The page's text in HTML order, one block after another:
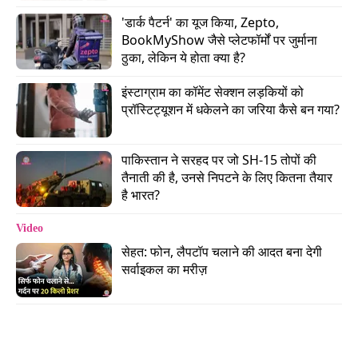
वहीं, विपक्ष पर लग रहे इन आरोपों से कांग्रेस सांसद शशि
थरूर पूरी तरह से सहमत तो नहीं दिखे, लेकिन हां कुछ चीजों
पर उन्होंने अपनी राय दी. उन्होंने कहा कि विपक्ष को इस बात
को लेकर निश्चिंत नहीं हो जाना चाहिए, क्योंकि हो सकता है
कि लोग सिर्फ सत्ताधारी पार्टी से ही नहीं, बल्कि पूरे
राजनीतिक तंत्र से ही निराश हों. विपक्ष के सामने सबसे बड़ी
चुनौती Gen Z और लोगों के असंतोष को मुख्यधारा की
राजनीति में शामिल करना है. यह असंतोष किसी ऐसी छोटी-
मोटी पार्टी की ओर न चला जाए जिसका कोई अस्तित्व ही न
हो.
Advertisement
'डार्क पैटर्न' का यूज किया, Zepto,
BookMyShow जैसे प्लेटफॉर्मों पर जुर्माना
ठुका, लेकिन ये होता क्या है?
इंस्टाग्राम का कॉमेंट सेक्शन लड़कियों को
प्रॉस्टिट्यूशन में धकेलने का जरिया कैसे बन गया?
पाकिस्तान ने सरहद पर जो SH-15 तोपों की
तैनाती की है, उनसे निपटने के लिए कितना तैयार
है भारत?
Video
सेहत: फोन, लैपटॉप चलाने की आदत बना देगी
सर्वाइकल का मरीज़